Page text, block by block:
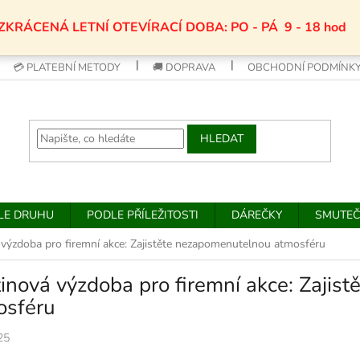
LETNÍ OTEVÍRACÍ DOBA: PO - PÁ 9 - 18 hod
💳 PLATEBNÍ METODY 🚚 DOPRAVA OBCHODNÍ
HLEDAT
DRUHU PODLE PŘÍLEŽITOSTI DÁREČKY
pro firemní akce: Zajistěte nezapomenutelnou atmosféru
výzdoba pro firemní akce: